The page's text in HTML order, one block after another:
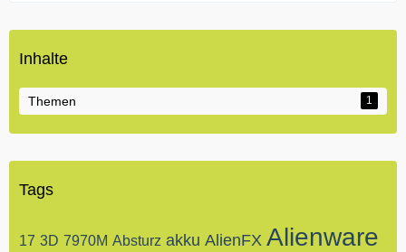
Inhalte
Themen 1
Tags
17 3D 7970M Absturz akku AlienFX Alienware